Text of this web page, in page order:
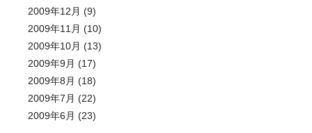
2009年12月 (9)
2009年11月 (10)
2009年10月 (13)
2009年9月 (17)
2009年8月 (18)
2009年7月 (22)
2009年6月 (23)